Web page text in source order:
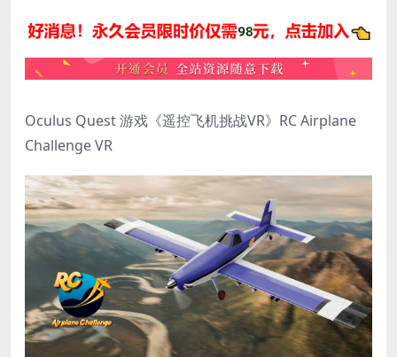
Oculus Quest 游戏《遥控飞机挑战VR》RC Airplane
Challenge VR